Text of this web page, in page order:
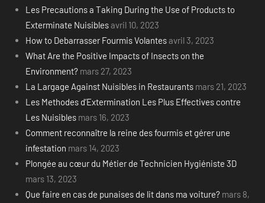
Les Precautions a Taking During the Use of Products to
Exterminate Nuisiblesavril 10, 2023
How to Debarrasser Fourmis Volantesavril 3, 2023
What Are the Positive Impacts of Insects on the
Environment? mars 27, 2023
La Largage Against Nuisibles in Restaurants mars 21, 2023
Les Methodes d’Extermination Les Plus Effectives contre
Les Nuisibles mars 16, 2023
Comment reconnaître la reine des fourmis et gérer une
infestation mars 14, 2023
Plongée au cœur du Métier de Technicien Hygiéniste 3D
mars 13, 2023
Que faire en cas de punaises de lit dans ma voiture? mars 8,